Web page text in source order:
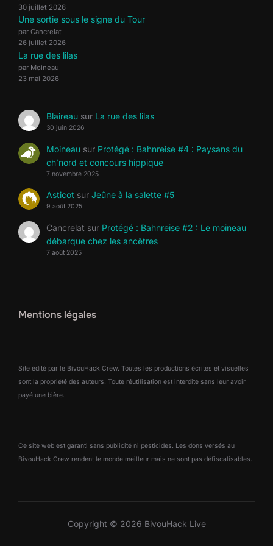
30 juillet 2026
Une sortie sous le signe du Tour
par Cancrelat
26 juillet 2026
La rue des lilas
par Moineau
23 mai 2026
Blaireausur La rue des lilas
30 juin 2026
Moineausur Protégé : Bahnreise #4 : Paysans du
ch’nord et concours hippique
7 novembre 2025
Asticot sur Jeûne à la salette #5
9 août 2025
Cancrelat sur Protégé : Bahnreise #2 : Le moineau
débarque chez les ancêtres
7 août 2025
Mentions légales
Site édité par le BivouHack Crew. Toutes les productions écrites et visuelles
sont la propriété des auteurs. Toute réutilisation est interdite sans leur avoir
payé une bière.
Ce site web est garanti sans publicité ni pesticides. Les dons versés au
BivouHack Crew rendent le monde meilleur mais ne sont pas défiscalisables.
Copyright © 2026 BivouHack Live